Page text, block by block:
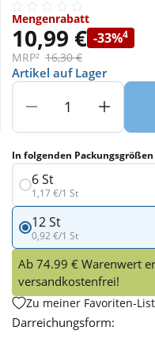
Sport & Fitness
Tierbedarf
Mengenrabatt
10,99 € -33%4
MRP² 16,30 €
Artikel auf Lager
In folgenden
6 St
1,17 €/1 St
12 St
0,92 €/1 St
Ab 74.99 € Warenwert
versandkostenfrei!
Zu meiner Favoriten-
Darreichungsform: